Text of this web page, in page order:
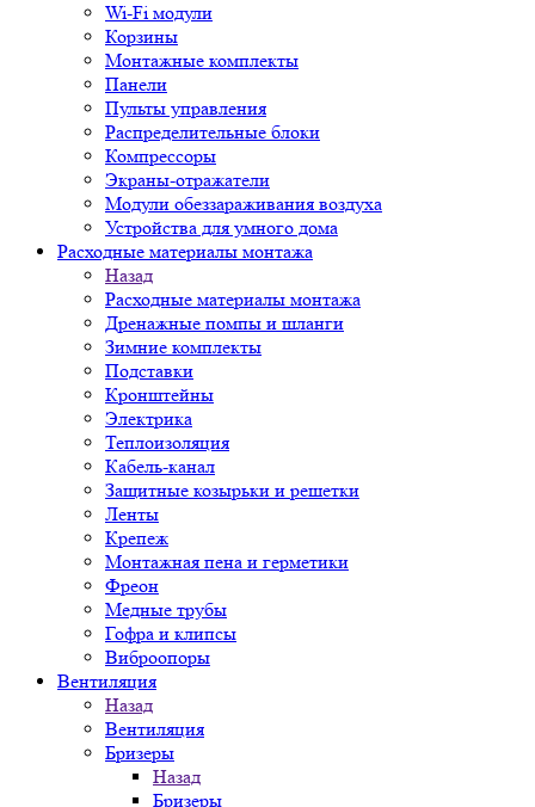
Wi-Fi модули
Корзины
Монтажные комплекты
Панели
Пульты управления
Распределительные блоки
Компрессоры
Экраны-отражатели
Модули обеззараживания воздуха
Устройства для умного дома
Расходные материалы монтажа
Назад
Расходные материалы монтажа
Дренажные помпы и шланги
Зимние комплекты
Подставки
Кронштейны
Электрика
Теплоизоляция
Кабель-канал
Защитные козырьки и решетки
Ленты
Крепеж
Монтажная пена и герметики
Фреон
Медные трубы
Гофра и клипсы
Виброопоры
Вентиляция
Назад
Вентиляция
Бризеры
Назад
Бризеры